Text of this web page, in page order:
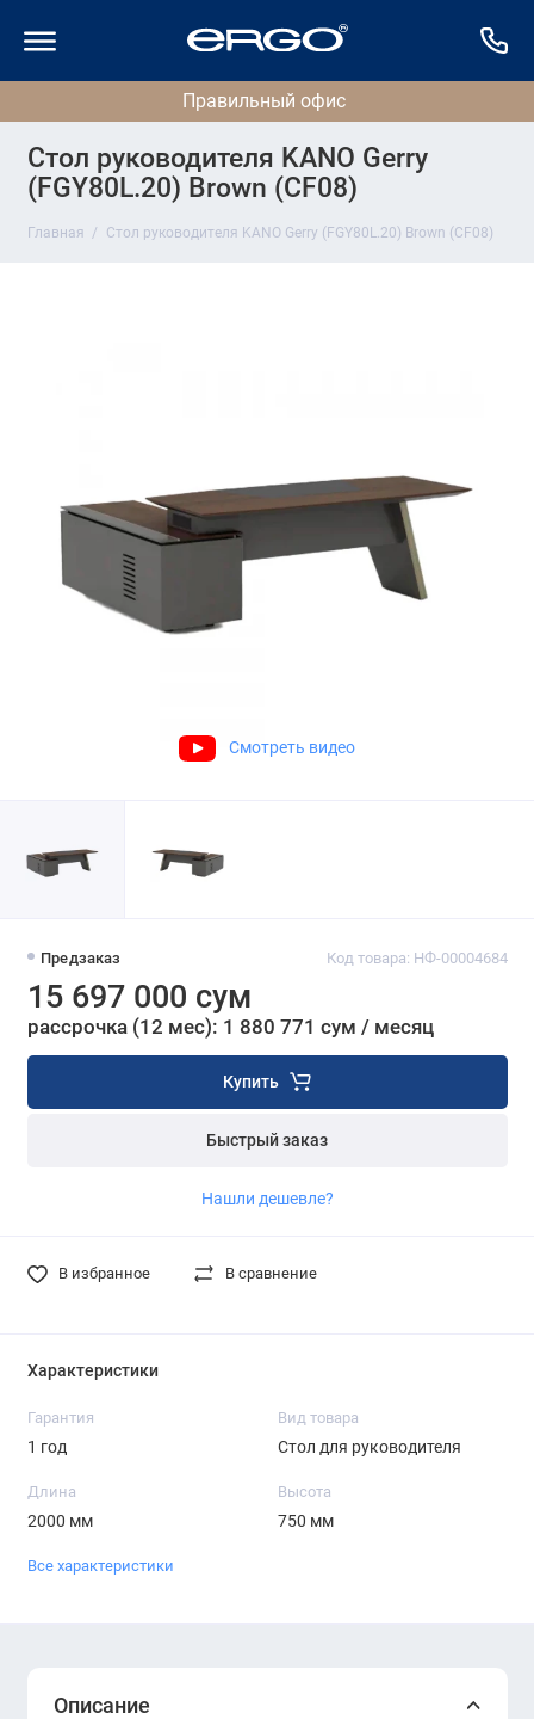
Стол руководителя KANO Gerry
(FGY80L.20) Brown (CF08)
Главная Стол руководителя KANO Gerry (FGY80L.20) Brown (CF08)
Смотреть видео
Предзаказ Код товара: НФ-00004684
15 697 000 сум
рассрочка (12 мес): 1 880 771 сум / месяц
Купить
Быстрый заказ
Нашли дешевле?
В избранное В сравнение
Характеристики
Гарантия
1 год
Вид товара
Стол для руководителя
Длина
2000 мм
Высота
750 мм
Все характеристики
Описание